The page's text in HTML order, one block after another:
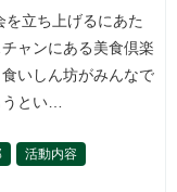
立ち上げるにあた
ャンにある美食倶楽
いしん坊がみんなで
とい…
活動内容